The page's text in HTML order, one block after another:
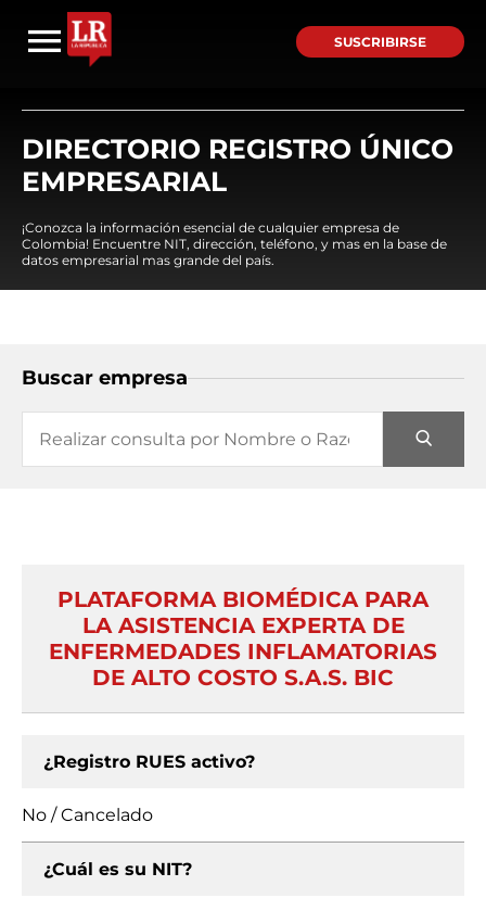
SUSCRIBIRSE
DIRECTORIO REGISTRO ÚNICO
EMPRESARIAL
¡Conozca la información esencial de cualquier empresa de
Colombia! Encuentre NIT, dirección, teléfono, y mas en la base de
datos empresarial mas grande del país.
Buscar empresa
PLATAFORMA BIOMÉDICA PARA
LA ASISTENCIA EXPERTA DE
ENFERMEDADES INFLAMATORIAS
DE ALTO COSTO S.A.S. BIC
¿Registro RUES activo?
No / Cancelado
¿Cuál es su NIT?